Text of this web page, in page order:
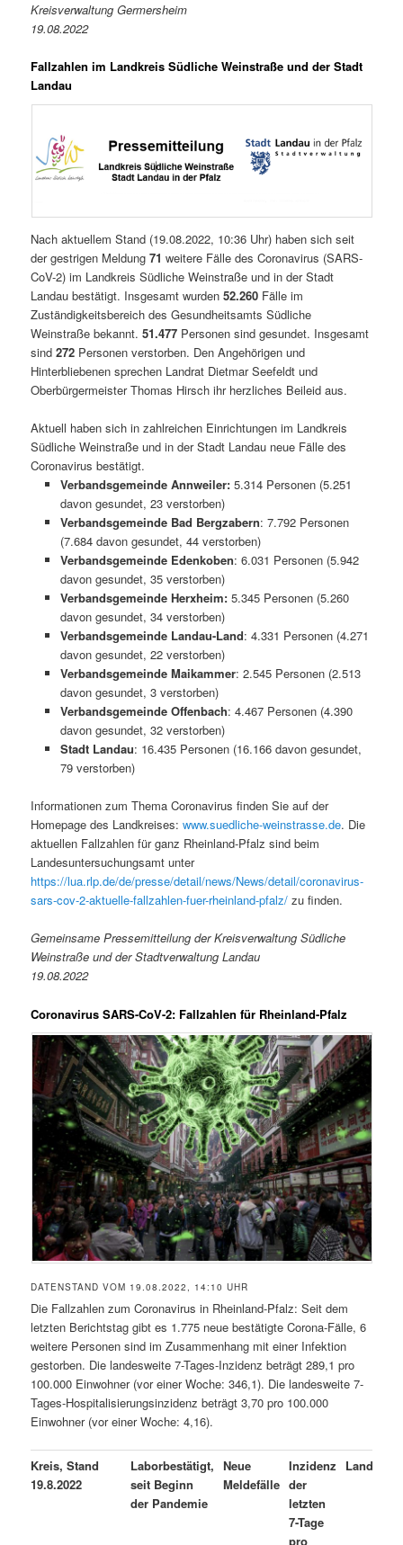
Kreisverwaltung Germersheim
19.08.2022
Fallzahlen im Landkreis Südliche Weinstraße und der Stadt
Landau
Nach aktuellem Stand (19.08.2022, 10:36 Uhr) haben sich seit
der gestrigen Meldung71 weitere Fälle des Coronavirus (SARS-
CoV-2) im Landkreis Südliche Weinstraße und in der Stadt
Landau bestätigt. Insgesamt wurden52.260 Fälle im
Zuständigkeitsbereich des Gesundheitsamts Südliche
Weinstraße bekannt.51.477 Personen sind gesundet. Insgesamt
sind272 Personen verstorben. Den Angehörigen und
Hinterbliebenen sprechen Landrat Dietmar Seefeldt und
Oberbürgermeister Thomas Hirsch ihr herzliches Beileid aus.
Aktuell haben sich in zahlreichen Einrichtungen im Landkreis
Südliche Weinstraße und in der Stadt Landau neue Fälle des
Coronavirus bestätigt.
Verbandsgemeinde Annweiler:5.314 Personen (5.251
davon gesundet, 23 verstorben)
Verbandsgemeinde Bad Bergzabern: 7.792 Personen
(7.684 davon gesundet, 44 verstorben)
Verbandsgemeinde Edenkoben: 6.031 Personen (5.942
davon gesundet, 35 verstorben)
Verbandsgemeinde Herxheim:5.345 Personen (5.260
davon gesundet, 34 verstorben)
Verbandsgemeinde Landau-Land: 4.331 Personen (4.271
davon gesundet, 22 verstorben)
Verbandsgemeinde Maikammer: 2.545 Personen (2.513
davon gesundet, 3 verstorben)
Verbandsgemeinde Offenbach: 4.467 Personen (4.390
davon gesundet, 32 verstorben)
Stadt Landau: 16.435 Personen (16.166 davon gesundet,
79 verstorben)
Informationen zum Thema Coronavirus finden Sie auf der
Homepage des Landkreises:www.suedliche-weinstrasse.de. Die
aktuellen Fallzahlen für ganz Rheinland-Pfalz sind beim
Landesuntersuchungsamt unter
https://lua.rlp.de/de/presse/detail/news/News/detail/coronavirus-
sars-cov-2-aktuelle-fallzahlen-fuer-rheinland-pfalz/ zu finden.
Gemeinsame Pressemitteilung der Kreisverwaltung Südliche
Weinstraße und der Stadtverwaltung Landau
19.08.2022
Coronavirus SARS-CoV-2: Fallzahlen für Rheinland-Pfalz
DATENSTAND VOM 19.08.2022, 14:10 UHR
Die Fallzahlen zum Coronavirus in Rheinland-Pfalz: Seit dem
letzten Berichtstag gibt es 1.775 neue bestätigte Corona-Fälle, 6
weitere Personen sind im Zusammenhang mit einer Infektion
gestorben. Die landesweite 7-Tages-Inzidenz beträgt 289,1 pro
100.000 Einwohner (vor einer Woche: 346,1). Die landesweite 7-
Tages-Hospitalisierungsinzidenz beträgt 3,70 pro 100.000
Einwohner (vor einer Woche: 4,16).
Kreis, Stand
19.8.2022
Laborbestätigt,
seit Beginn
der Pandemie
Neue
Meldefälle
Inzidenz
der
letzten
7-Tage
pro
Landkreis